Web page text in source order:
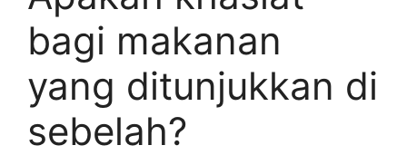
bagi makanan
yang ditunjukkan di
sebelah?